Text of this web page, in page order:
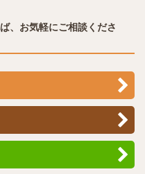
、お気軽にご相談くださ